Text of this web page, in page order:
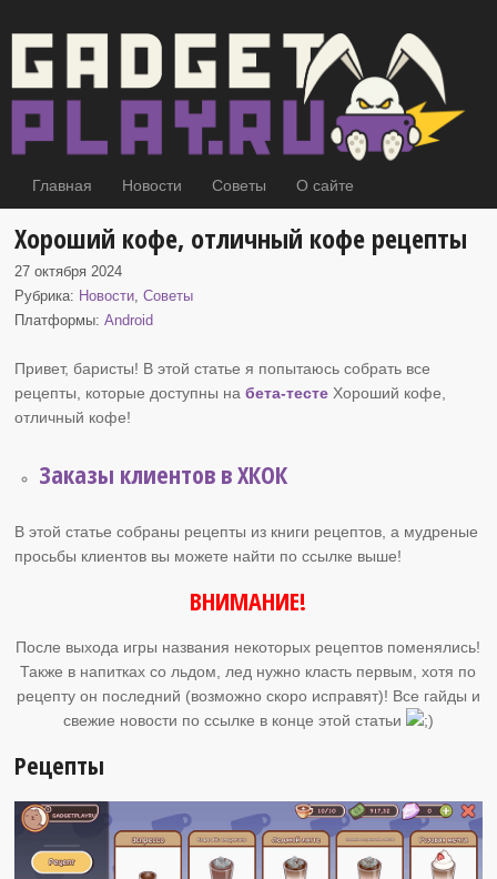
Главная Новости Советы О сайте
Хороший кофе, отличный кофе рецепты
27 октября 2024
Рубрика: Новости,Советы
Платформы:Android
Привет, баристы! В этой статье я попытаюсь собрать все
рецепты, которые доступны набета-тесте Хороший кофе
отличный кофе!
Заказы клиентов в ХКОК
В этой статье собраны рецепты из книги рецептов, а мудреные
просьбы клиентов вы можете найти по ссылке выше!
ВНИМАНИЕ!
После выхода игры названия некоторых рецептов поменялись!
Также в напитках со льдом, лед нужно класть первым, хотя по
рецепту он последний (возможно скоро исправят)! Все гайды и
свежие новости по ссылке в конце этой статьи
Рецепты